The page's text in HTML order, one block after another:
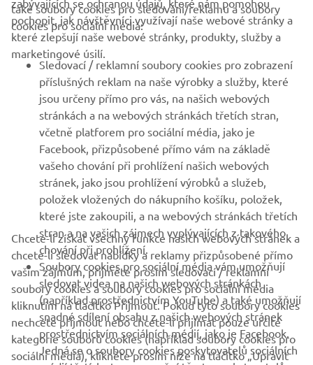
B2B
VÍCE YAMAHA
PODPORA
ZPRAVODAJ
Získejte jako první informace o nejnovějších nabídkách,
speciálních akcích, nových verzích a mnoho dalšího
PŘIHLÁSIT SE K ODBĚRU
Přečtěte si naše Zásady ochrany osobních údajů a zjistěte, jak
zpracováváme vaše osobní údaje:Zásady ochrany osobních údajů
zabývajících se ochranou údajů, které nám pomohou
pochopit, jak návštěvníci využívají naše webové stránky a
které zlepšují naše webové stránky, produkty, služby a
marketingové úsilí.
také soubory cookies pro sledování/reklamu a soubory
cookies pro sociální média:
Sledovací / reklamní soubory cookies pro zobrazení
příslušných reklam na naše výrobky a služby, které
jsou určeny přímo pro vás, na našich webových
stránkách a na webových stránkách třetích stran,
včetně platforem pro sociální média, jako je
Facebook, přizpůsobené přímo vám na základě
vašeho chování při prohlížení našich webových
stránek, jako jsou prohlížení výrobků a služeb,
položek vložených do nákupního košíku, položek,
které jste zakoupili, a na webových stránkách třetích
stran a na vašich zájmech vyplývajících z takového
chování při prohlížení.
Soubory cookies pro sociální média vám umožňují
sledovat videa na našich webových stránkách
(například prostřednictvím YouTube) a také umožňují
snadné sdílení obsahu z našich webových stránek
prostřednictvím sociálních médií, jako je Facebook.
Jedná se o soubory cookies poskytovatelů sociálních
Chcete-li získat všechny funkce našich webových stránek a
chcete-li sledovat nabídky a reklamy přizpůsobené přímo
vašim zájmům, přijměte prosím sledovací / reklamní
soubory cookies a soubory cookies pro sociální média
kliknutím na tlačítko Přijmout. Pokud tyto soubory cookies
nechcete přijmout nebo chcete-li přijímat pouze určité
kategorie souborů cookies (například soubory cookies pro
sociální média), klikněte prosím níže na tlačítko „Upravit